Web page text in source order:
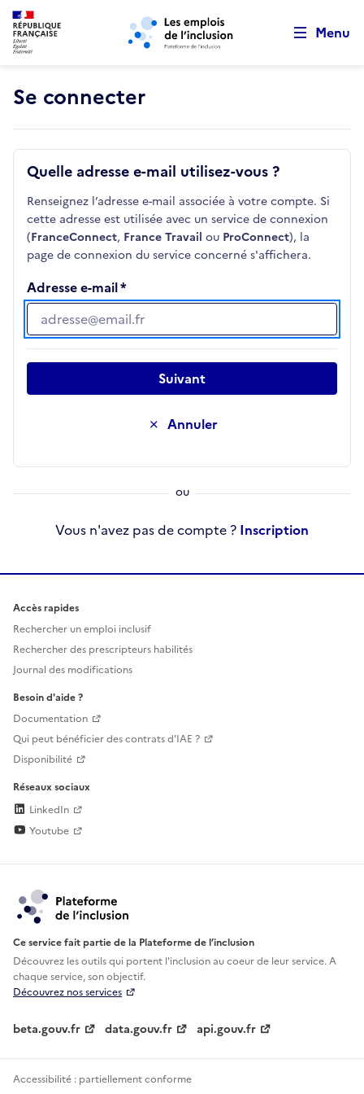
Aller au menu principal Aller au contenu principal
Menu
Se connecter
Quelle adresse e-mail utilisez-vous ?
Renseignez l’adresse e-mail associée à votre compte. Si
cette adresse est utilisée avec un service de connexion
(FranceConnect, France Travail ou ProConnect), la
page de connexion du service concerné s'affichera.
Adresse e-mail
Adresse e-mail
Annuler
Suivant
Vous n'avez pas de compte ? Inscription
Accès rapides
Rechercher un emploi inclusif
Rechercher des prescripteurs habilités
Journal des modifications
Besoin d'aide ?
Documentation
Qui peut bénéficier des contrats d'IAE ?
Disponibilité
Réseaux sociaux
LinkedIn
Youtube
Ce service fait partie de la Plateforme de l’inclusion
Découvrez les outils qui portent l'inclusion aucoeur de leur service. A
chaque service, son objectif.
Découvrez nos services
beta.gouv.fr data.gouv.fr api.gouv.fr
Accessibilité : partiellement conforme
Retour au début de la page
Panneau de gestion des cookies